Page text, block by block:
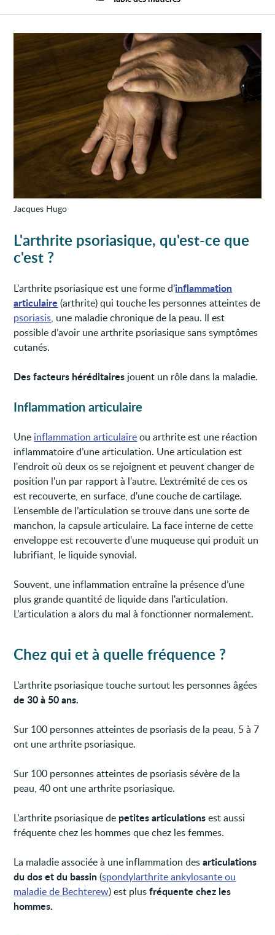
Jacques Hugo
L'arthrite psoriasique, qu'est-ce que
c'est ?
L'arthrite psoriasique est une forme d’inflammation
articulaire (arthrite) qui touche les personnes atteintes de
psoriasis, une maladie chronique de la peau. Il est
possible d’avoir une arthrite psoriasique sans symptômes
cutanés.
Des facteurs héréditaires jouent un rôle dans la maladie.
Inflammation articulaire
Une inflammation articulaireou arthrite est une réaction
inflammatoire d’une articulation. Une articulation est
l'endroit où deux os se rejoignent et peuvent changer de
position l'un par rapport à l'autre. L’extrémité de ces os
est recouverte, en surface, d'une couche de cartilage.
L’ensemble de l’articulation se trouve dans une sorte de
manchon, la capsule articulaire. La face interne de cette
enveloppe est recouverte d'une muqueuse qui produit un
lubrifiant, le liquide synovial.
Souvent, une inflammation entraîne la présence d’une
plus grande quantité de liquide dans l'articulation.
L’articulation a alors du mal à fonctionner normalement.
Chez qui et à quelle fréquence ?
L’arthrite psoriasique touche surtout les personnes âgées
de 30 à 50 ans.
Sur 100 personnes atteintes de psoriasis de la peau, 5 à 7
ont une arthrite psoriasique.
Sur 100 personnes atteintes de psoriasis sévère de la
peau, 40 ont une arthrite psoriasique.
L’arthrite psoriasique de petites articulationsest aussi
fréquente chez les hommes que chez les femmes.
La maladie associée à une inflammation desarticulations
du dos et du bassin(spondylarthrite ankylosante ou
maladie de Bechterew) est plusfréquente chez les
hommes.